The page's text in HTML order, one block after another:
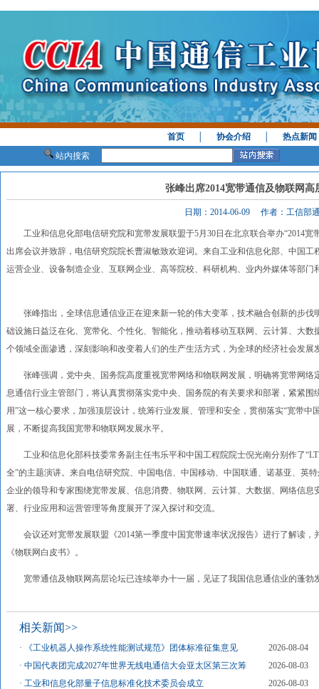
首页 │协会介绍 │热点新闻
站内搜索
张峰出席2014宽带通信及物联网高
日期：2014-06-09 作者：工信部
工业和信息化部电信研究院和宽带发展联盟于5月30日在北京联合举办“2014宽
出席会议并致辞，电信研究院院长曹淑敏致欢迎词。来自工业和信息化部、中国
运营企业、设备制造企业、互联网企业、高等院校、科研机构、业内外媒体等部门
张峰指出，全球信息通信业正在迎来新一轮的伟大变革，技术融合创新的步伐
础设施日益泛在化、宽带化、个性化、智能化，推动着移动互联网、云计算、大
个领域全面渗透，深刻影响和改变着人们的生产生活方式，为全球的经济社会发展
张峰强调，党中央、国务院高度重视宽带网络和物联网发展，明确将宽带网络
息通信行业主管部门，将认真贯彻落实党中央、国务院的有关要求和部署，紧紧
用”这一核心要求，加强顶层设计，统筹行业发展、管理和安全，贯彻落实“宽带
展，不断提高我国宽带和物联网发展水平。
工业和信息化部科技委常务副主任韦乐平和中国工程院院士倪光南分别作了
全”的主题演讲。来自电信研究院、中国电信、中国移动、中国联通、诺基亚、英
企业的领导和专家围绕宽带发展、信息消费、物联网、云计算、大数据、网络信
署、行业应用和运营管理等角度展开了深入探讨和交流。
会议还对宽带发展联盟《2014第一季度中国宽带速率状况报告》进行了解读，
《物联网白皮书》。
宽带通信及物联网高层论坛已连续举办十一届，见证了我国信息通信业的蓬勃
相关新闻>>
· 《工业机器人操作系统性能测试规范》团体标准征集意见
2026-08-04
·中国代表团完成2027年世界无线电通信大会亚太区第三次筹
2026-08-03
·工业和信息化部量子信息标准化技术委员会成立
2026-08-03